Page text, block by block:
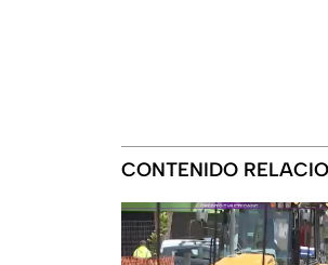
CONTENIDO